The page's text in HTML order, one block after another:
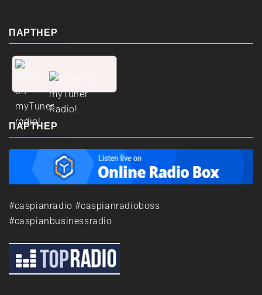
ПАРТНЕР
ПАРТНЕР
#caspianradio #caspianradioboss
#caspianbusinessradio